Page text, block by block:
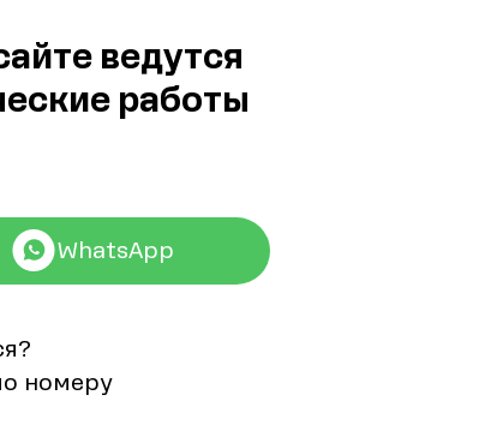
ведутся
работы
WhatsApp
номеру